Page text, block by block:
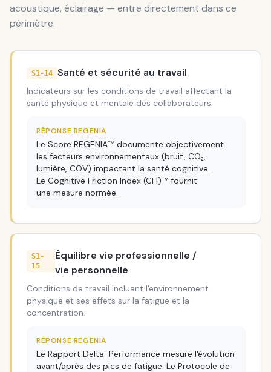
acoustique, éclairage — entre directement dans ce
périmètre.
S1-14 Santé et sécurité au travail
Indicateurs sur les conditions de travail affectant la
santé physique et mentale des collaborateurs.
RÉPONSE REGENIA
Le Score REGENIA™ documente objectivement
les facteurs environnementaux (bruit, CO₂,
lumière, COV) impactant la santé cognitive.
Le Cognitive Friction Index (CFI)™ fournit
une mesure normée.
S1-
15
Équilibre vie professionnelle /
vie personnelle
Conditions de travail incluant l'environnement
physique et ses effets sur la fatigue et la
concentration.
RÉPONSE REGENIA
Le Rapport Delta-Performance mesure l'évolution
avant/après des pics de fatigue. Le Protocole de